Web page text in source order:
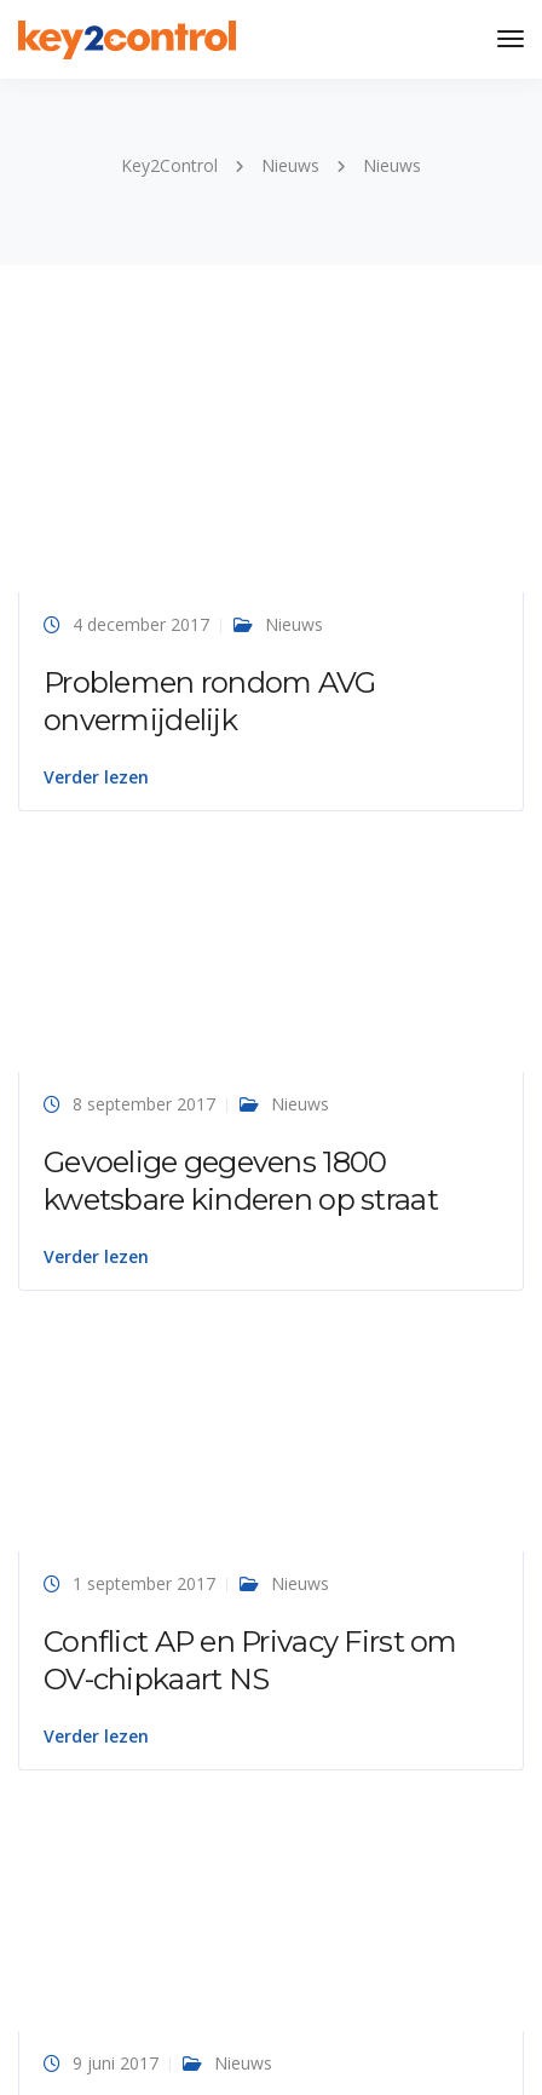
Key2Control Nieuws Nieuws
4 december 2017 Nieuws
Problemen rondom AVG
onvermijdelijk
Verder lezen
8 september 2017 Nieuws
Gevoelige gegevens 1800
kwetsbare kinderen op straat
Verder lezen
1 september 2017 Nieuws
Conflict AP en Privacy First om
OV-chipkaart NS
Verder lezen
9 juni 2017 Nieuws